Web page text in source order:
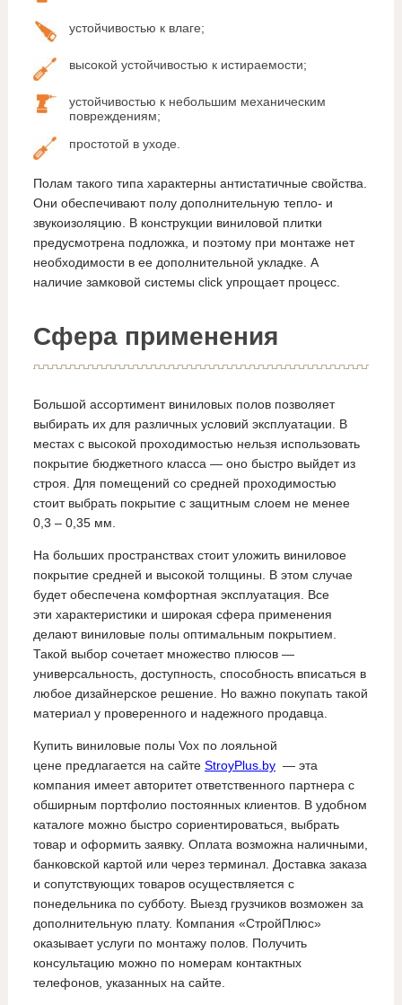
устойчивостью к влаге;
высокой устойчивостью к истираемости;
устойчивостью к небольшим механическим
повреждениям;
простотой в уходе.
Полам такого типа характерны антистатичные свойства.
Они обеспечивают полу дополнительную тепло- и
звукоизоляцию. В конструкции виниловой плитки
предусмотрена подложка, и поэтому при монтаже нет
необходимости в ее дополнительной укладке. А
наличие замковой системы click упрощает процесс.
Сфера применения
Большой ассортимент виниловых полов позволяет
выбирать их для различных условий эксплуатации. В
местах с высокой проходимостью нельзя использовать
покрытие бюджетного класса — оно быстро выйдет из
строя. Для помещений со средней проходимостью
стоит выбрать покрытие с защитным слоем не менее
0,3 – 0,35 мм.
На больших пространствах стоит уложить виниловое
покрытие средней и высокой толщины. В этом случае
будет обеспечена комфортная эксплуатация. Все
эти характеристики и широкая сфера применения
делают виниловые полы оптимальным покрытием.
Такой выбор сочетает множество плюсов —
универсальность, доступность, способность вписаться в
любое дизайнерское решение. Но важно покупать такой
материал у проверенного и надежного продавца.
Купить виниловые полы Vox по лояльной
цене предлагается на сайте StroyPlus.by— эта
компания имеет авторитет ответственного партнера с
обширным портфолио постоянных клиентов. В удобном
каталоге можно быстро сориентироваться, выбрать
товар и оформить заявку. Оплата возможна наличными,
банковской картой или через терминал. Доставка заказа
и сопутствующих товаров осуществляется с
понедельника по субботу. Выезд грузчиков возможен за
дополнительную плату. Компания «СтройПлюс»
оказывает услуги по монтажу полов. Получить
консультацию можно по номерам контактных
телефонов, указанных на сайте.